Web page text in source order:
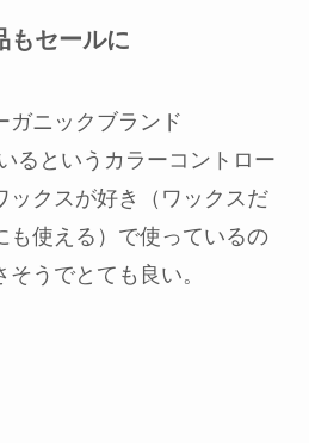
もセールに
ガニックブランド
るというカラーコントロー
ックスが好き（ワックスだ
も使える）で使っているの
うでとても良い。